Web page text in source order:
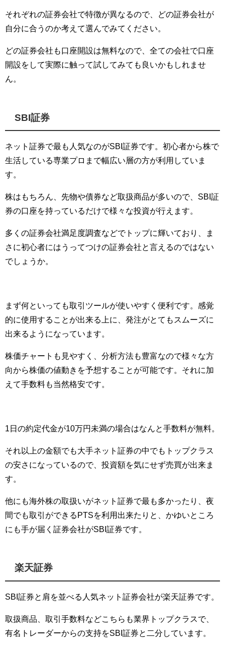
それぞれの証券会社で特徴が異なるので、どの証券会社が
自分に合うのか考えて選んでみてください。
どの証券会社も口座開設は無料なので、全ての会社で口座
開設をして実際に触って試してみても良いかもしれませ
ん。
SBI証券
ネット証券で最も人気なのがSBI証券です。初心者から株で
生活している専業プロまで幅広い層の方が利用していま
す。
株はもちろん、先物や債券など取扱商品が多いので、SBI証
券の口座を持っているだけで様々な投資が行えます。
多くの証券会社満足度調査などでトップに輝いており、ま
さに初心者にはうってつけの証券会社と言えるのではない
でしょうか。
まず何といっても取引ツールが使いやすく便利です。感覚
的に使用することが出来る上に、発注がとてもスムーズに
出来るようになっています。
株価チャートも見やすく、分析方法も豊富なので様々な方
向から株価の値動きを予想することが可能です。それに加
えて手数料も当然格安です。
1日の約定代金が10万円未満の場合はなんと手数料が無料。
それ以上の金額でも大手ネット証券の中でもトップクラス
の安さになっているので、投資額を気にせず売買が出来ま
す。
他にも海外株の取扱いがネット証券で最も多かったり、夜
間でも取引ができるPTSを利用出来たりと、かゆいところ
にも手が届く証券会社がSBI証券です。
楽天証券
SBI証券と肩を並べる人気ネット証券会社が楽天証券です。
取扱商品、取引手数料などこちらも業界トップクラスで、
有名トレーダーからの支持をSBI証券と二分しています。